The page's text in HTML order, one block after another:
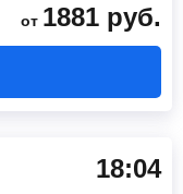
от 1881 руб.
18:04